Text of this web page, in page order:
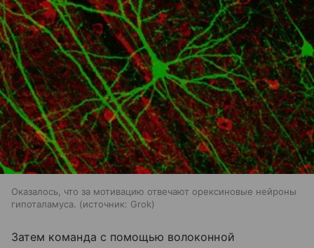
Оказалось, что за мотивацию отвечают орексиновые нейроны
гипоталамуса.
источник: Grok
Затем команда с помощью волоконной